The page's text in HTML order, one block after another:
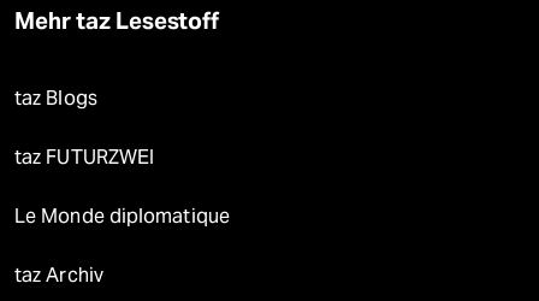
Mehr taz Lesestoff
taz Blogs
taz FUTURZWEI
Le Monde diplomatique
taz Archiv